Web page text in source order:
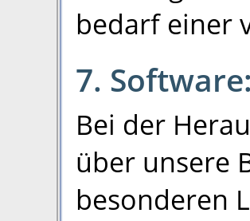
bedarf einer
7.
Bei der
über unsere
besonderen